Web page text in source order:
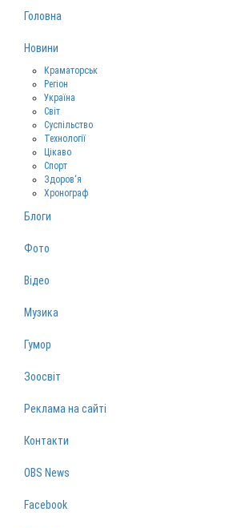
Головна
Новини
Краматорськ
Регіон
Україна
Світ
Суспільство
Технології
Цікаво
Спорт
Здоров‘я
Хронограф
Блоги
Фото
Відео
Музика
Гумор
Зоосвіт
Реклама на сайті
Контакти
OBS News
Facebook